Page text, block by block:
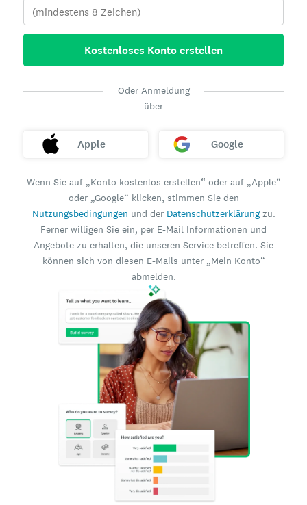
Kostenloses Konto erstellen
Oder Anmeldung
über
Apple Google
Wenn Sie auf „Konto kostenlos erstellen“ oder auf „Apple“
oder „Google“ klicken, stimmen Sie den
Nutzungsbedingungen und der Datenschutzerklärungzu.
Ferner willigen Sie ein, per E-Mail Informationen und
Angebote zu erhalten, die unseren Service betreffen. Sie
können sich von diesen E-Mails unter „Mein Konto“
abmelden.